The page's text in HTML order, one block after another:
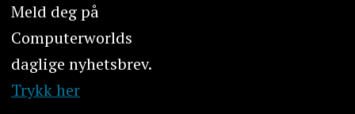
Meld deg på
Computerworlds
daglige nyhetsbrev.
Trykk her